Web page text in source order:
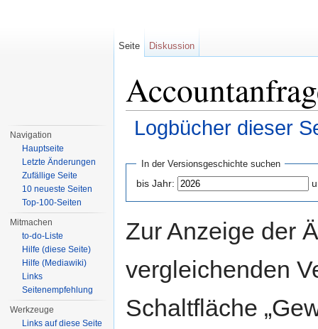
Logbücher dieser
In der Versionsgeschichte suchen
bis Jahr:
Zur Anzeige der
vergleichenden
Schaltfläche
Seite Diskussion
Navigation
Hauptseite
Letzte Änderungen
Zufällige Seite
10 neueste Seiten
Top-100-Seiten
Mitmachen
to-do-Liste
Hilfe (diese Seite)
Hilfe (Mediawiki)
Links
Seitenempfehlung
Werkzeuge
Links auf diese Seite